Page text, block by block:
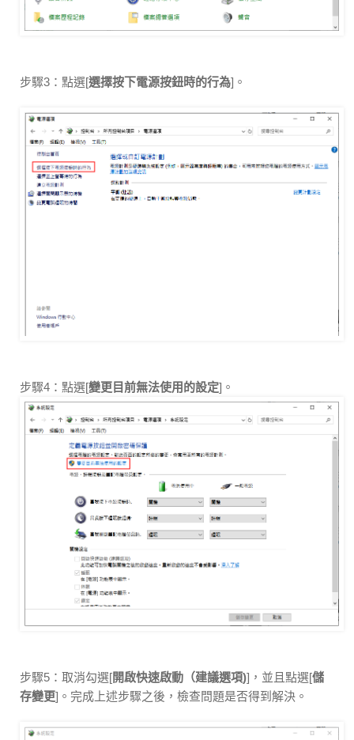
步驟3：點選[選擇按下電源按鈕時的行為]。
步驟4：點選[變更目前無法使用的設定]。
步驟5：取消勾選[開啟快速啟動（建議選項)]，並且點選[儲
存變更]。完成上述步驟之後，檢查問題是否得到解決。